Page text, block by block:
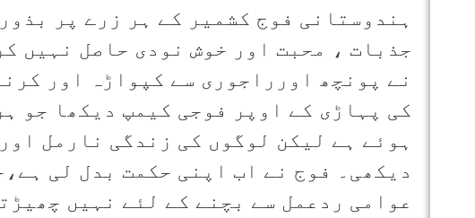
ہندوستانی فوج کشمیر کے ہر زرے پر
جذبات ، محبت اور خوش نودی حاصل نہیں
نے پونچھ اورراجوری سے کپواڑہ اور
کی پہاڑی کے اوپر فوجی کیمپ دیکھا جو
ہوئے ہے لیکن لوگوں کی زندگی نارمل
دیکھی۔ فوج نے اب اپنی حکمت بدل لی
عوامی ردعمل سے بچنے کے لئے نہیں